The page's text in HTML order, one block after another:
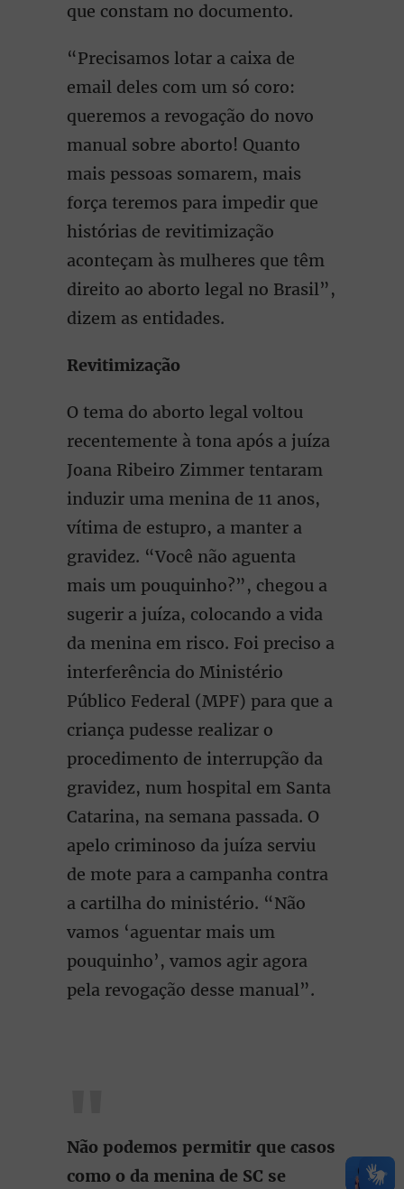
que constam no documento.
“Precisamos lotar a caixa de
email deles com um só coro:
queremos a revogação do novo
manual sobre aborto! Quanto
mais pessoas somarem, mais
força teremos para impedir que
histórias de revitimização
aconteçam às mulheres que têm
direito ao aborto legal no Brasil”,
dizem as entidades.
Revitimização
O tema do aborto legal voltou
recentemente à tona após a juíza
Joana Ribeiro Zimmer tentaram
induzir uma menina de 11 anos,
vítima de estupro, a manter a
gravidez. “Você não aguenta
mais um pouquinho?”, chegou a
sugerir a juíza, colocando a vida
da menina em risco. Foi preciso a
interferência do Ministério
Público Federal (MPF) para que a
criança pudesse realizar o
procedimento de interrupção da
gravidez, num hospital em Santa
Catarina, na semana passada. O
apelo criminoso da juíza serviu
de mote para a campanha contra
a cartilha do ministério. “Não
vamos ‘aguentar mais um
pouquinho’, vamos agir agora
pela revogação desse manual”.
Não podemos permitir que casos
como o da menina de SC se